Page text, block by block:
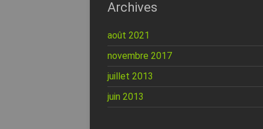
Archives
août 2021
novembre 2017
juillet 2013
juin 2013